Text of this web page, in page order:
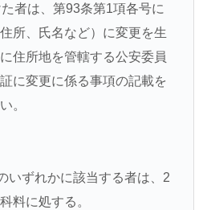
者は、第93条第1項各号に
所、氏名など）に変更を生
住所地を管轄する公安委員
に変更に係る事項の記載を
。
ずれかに該当する者は、2
料に処する。